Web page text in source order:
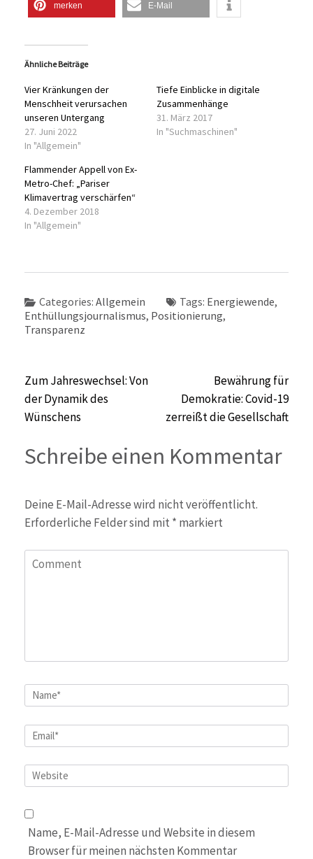
merken E-Mail
Ähnliche Beiträge
Vier Kränkungen der
Menschheit verursachen
unseren Untergang
27. Juni 2022
In "Allgemein"
Tiefe Einblicke in digitale
Zusammenhänge
31. März 2017
In "Suchmaschinen"
Flammender Appell von Ex-
Metro-Chef: „Pariser
Klimavertrag verschärfen“
4. Dezember 2018
In "Allgemein"
Categories: Allgemein Tags: Energiewende,
Enthüllungsjournalismus, Positionierung,
Transparenz
Beitragsnavigation
Zum Jahreswechsel: Von
der Dynamik des
Wünschens
Bewährung für
Demokratie: Covid-19
zerreißt die Gesellschaft
Schreibe einen Kommentar
Deine E-Mail-Adresse wird nicht veröffentlicht.
Erforderliche Felder sind mit * markiert
Comment
Name*
Email*
Website
Name, E-Mail-Adresse und Website in diesem
Browser für meinen nächsten Kommentar